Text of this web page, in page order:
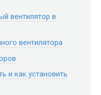
вентилятор в
вентилятора
и как установить